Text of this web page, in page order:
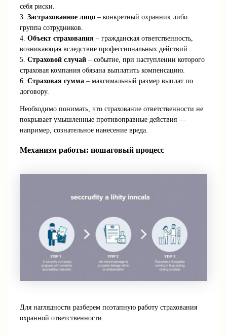
себя риски.
3.Застрахованное лицо – конкретный охранник либо
группа сотрудников.
4.Объект страхования – гражданская ответственность,
возникающая вследствие профессиональных действий.
5.Страховой случай – событие, при наступлении которого
страховая компания обязана выплатить компенсацию.
6.Страховая сумма – максимальный размер выплат по
договору.
Необходимо понимать, что страхование ответственности не
покрывает умышленные противоправные действия —
например, сознательное нанесение вреда.
Механизм работы: пошаговый процесс
Для наглядности разберем поэтапную работу страхования
охранной ответственности: